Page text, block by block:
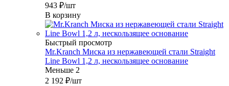
943 ₽/шт
В корзину
Быстрый просмотр
Mr.Kranch Миска из нержавеющей стали Straight
Line Bowl 1,2 л, нескользящее основание
Меньше 2
2 192 ₽/шт